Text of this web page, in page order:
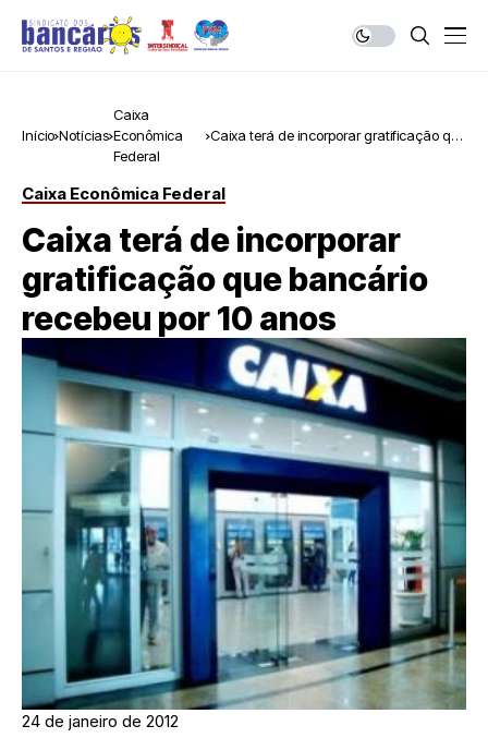
Início Notícias
Caixa
Econômica
Federal
Caixa terá de incorporar gratificação que
Caixa Econômica Federal
Caixa terá de incorporar
gratificação que bancário
recebeu por 10 anos
24 de janeiro de 2012